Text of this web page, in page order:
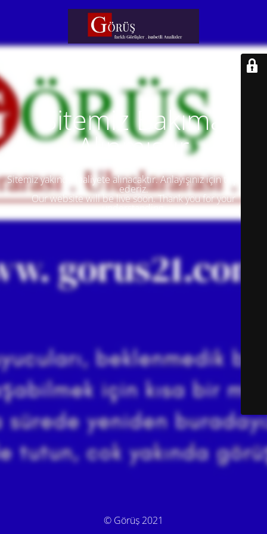
Sitemiz Bakıma
Alınmıştır
Sitemiz yakında faaliyete alınacaktır. Anlayışınız için teşekkür
ederiz.
Our website will be live soon. Thank you for your
understanding.
© Görüş 2021